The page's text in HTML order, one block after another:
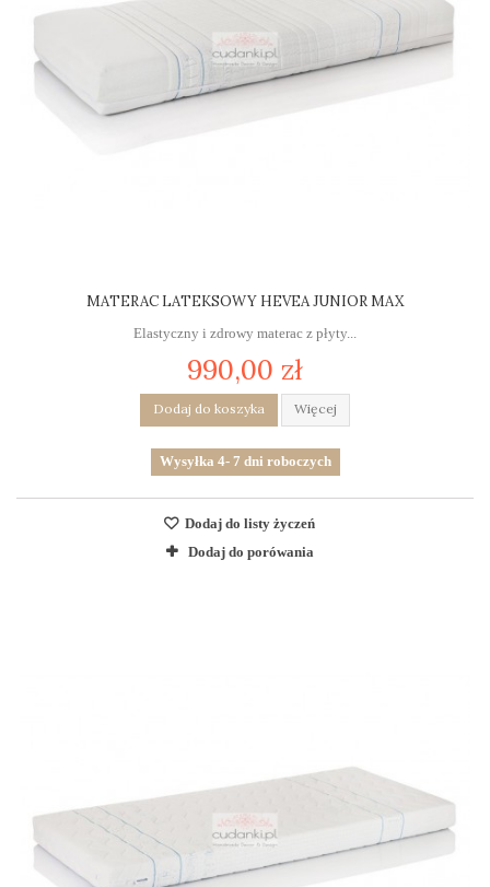
MATERAC LATEKSOWY HEVEA JUNIOR MAX
Elastyczny i zdrowy materac z płyty...
990,00 zł
Dodaj do koszyka Więcej
Wysyłka 4- 7 dni roboczych
Dodaj do listy życzeń
Dodaj do porówania